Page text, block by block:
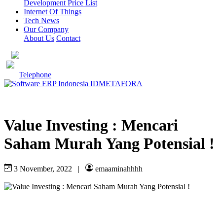
Development Price List
Internet Of Things
Tech News
Our Company
About Us Contact
Telephone
Value Investing : Mencari
Saham Murah Yang Potensial !
3 November, 2022 | emaaminahhhh